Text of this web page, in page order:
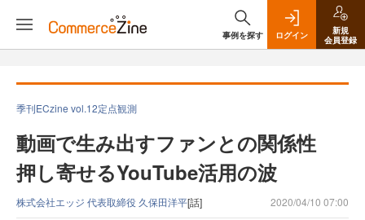
事例を探す ログイン
新規
会員登録
季刊ECzine vol.12定点観測
動画で生み出すファンとの関係性
押し寄せるYouTube活用の波
株式会社エッジ 代表取締役 久保田洋平[話] 2020/04/10 07:00